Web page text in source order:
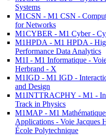
Systems
M1CSN - M1 CSN -
for Networks
M1CYBER - M1 Cyber -
M1HPDA - M1 HPDA -
Performance Data Analytics
M1I - M1 Informatique -
Herbrand - X
M1IGD - M1 IGD -
and Design
M1INTTRACPHY - M1 -
Track in Physics
M1MAP - M1
Applications - Voie Jacques
École Polytechnique